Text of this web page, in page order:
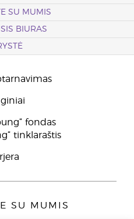
SU MUMIS
BIURAS
fondas
tinklaraštis
SU MUMIS